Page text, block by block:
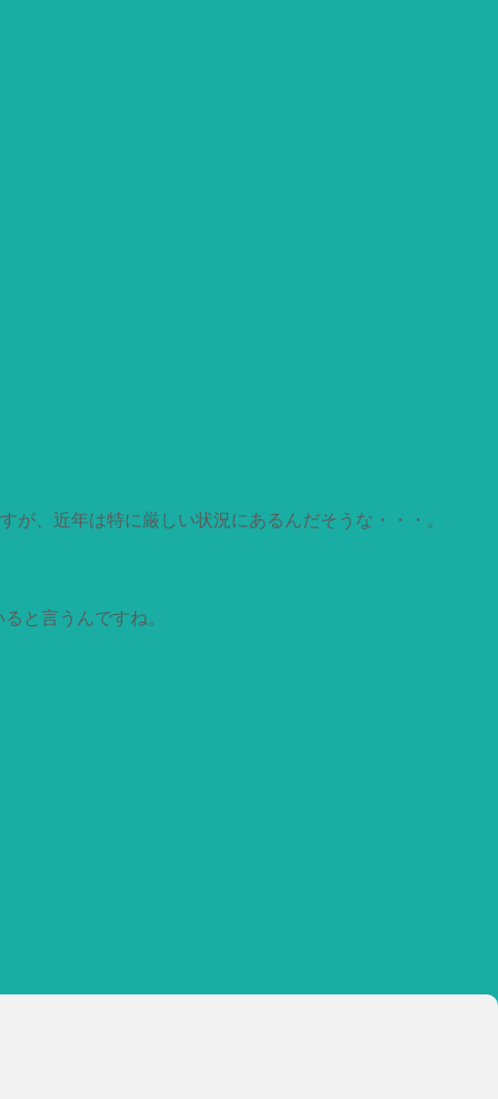
、近年は特に厳しい状況にあるんだそうな・・・。
と言うんですね。